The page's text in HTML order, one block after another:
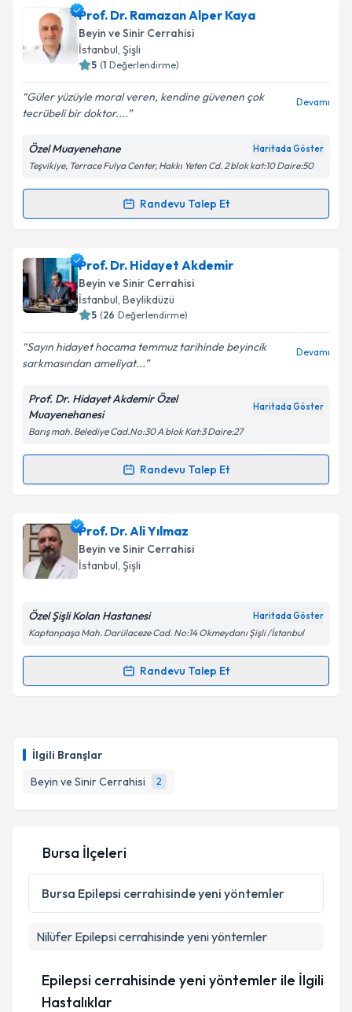
İlgili Branşlar
Beyin ve Sinir Cerrahisi
2
Takvim Talebini Gönder
Doç. Dr. Göktuğ Akyoldaşiçin randevu takvimi talebi
oluşturun. Size bu uzmandan randevu almanız için bir
takvim hazırlandığında e-posta ile bilgilendireceğiz.
Kişisel verilerimin işlenmesine ilişkin
Aydınlatma
Metni'ni okudum ve kişisel verilerimin belirtilen
kapsamda işlenmesini kabul ediyorum.
Prof. Dr. Ramazan Alper Kaya
Beyin ve Sinir Cerrahisi
İstanbul, Şişli
5 (1 Değerlendirme)
Güler yüzüyle moral veren, kendine güvenen çok
tecrübeli bir doktor....
Devamı
Özel Muayenehane Haritada Göster
Teşvikiye, Terrace Fulya Center, Hakkı Yeten Cd. 2 blok kat:10 Daire:50
Randevu Talep Et
Randevu Takvimi Talebi
Prof. Dr. Ramazan Alper Kayaiçin randevu takvimi
talebi oluşturun. Size bu uzmandan randevu almanız
için bir takvim hazırlandığında e-posta ile
bilgilendireceğiz.
E-posta Adresiniz
Kişisel verilerimin işlenmesine ilişkin
Metni'ni okudum ve kişisel verilerimin belirtilen
kapsamda işlenmesini kabul ediyorum.
Prof. Dr. Hidayet Akdemir
Beyin ve Sinir Cerrahisi
İstanbul, Beylikdüzü
5 (26 Değerlendirme)
Sayın hidayet hocama temmuz tarihinde beyincik
sarkmasından ameliyat...
Devamı
Prof. Dr. Hidayet Akdemir Özel
Muayenehanesi
Haritada Göster
Barış mah. Belediye Cad.No:30 A blok Kat:3 Daire:27
Randevu Talep Et
Randevu Takvimi Talebi
Prof. Dr. Hidayet Akdemir
talebi oluşturun. Size bu uzmandan randevu almanız
için bir takvim hazırlandığında e-posta ile
bilgilendireceğiz.
Kişisel verilerimin işlenmesine ilişkinAydınlatma
Prof. Dr. Ali Yılmaz
Beyin ve Sinir Cerrahisi
İstanbul, Şişli
Özel Şişli Kolan Hastanesi Haritada Göster
Kaptanpaşa Mah. Darülaceze Cad. No:14 Okmeydanı Şişli /İstanbul
Randevu Talep Et
Randevu Takvimi Talebi
takvim hazırlandığında e-posta ile bilgilendireceğiz.
Kişisel verilerimin işlenmesine ilişkinAydınlatma
Metni
'ni okudum ve kişisel verilerimin belirtilen
kapsamda işlenmesini kabul ediyorum.
Bursa İlçeleri
Bursa Epilepsi cerrahisinde yeni yöntemler
Nilüfer Epilepsi cerrahisinde yeni yöntemler
Epilepsi cerrahisinde yeni yöntemler ile İlgili
Hastalıklar